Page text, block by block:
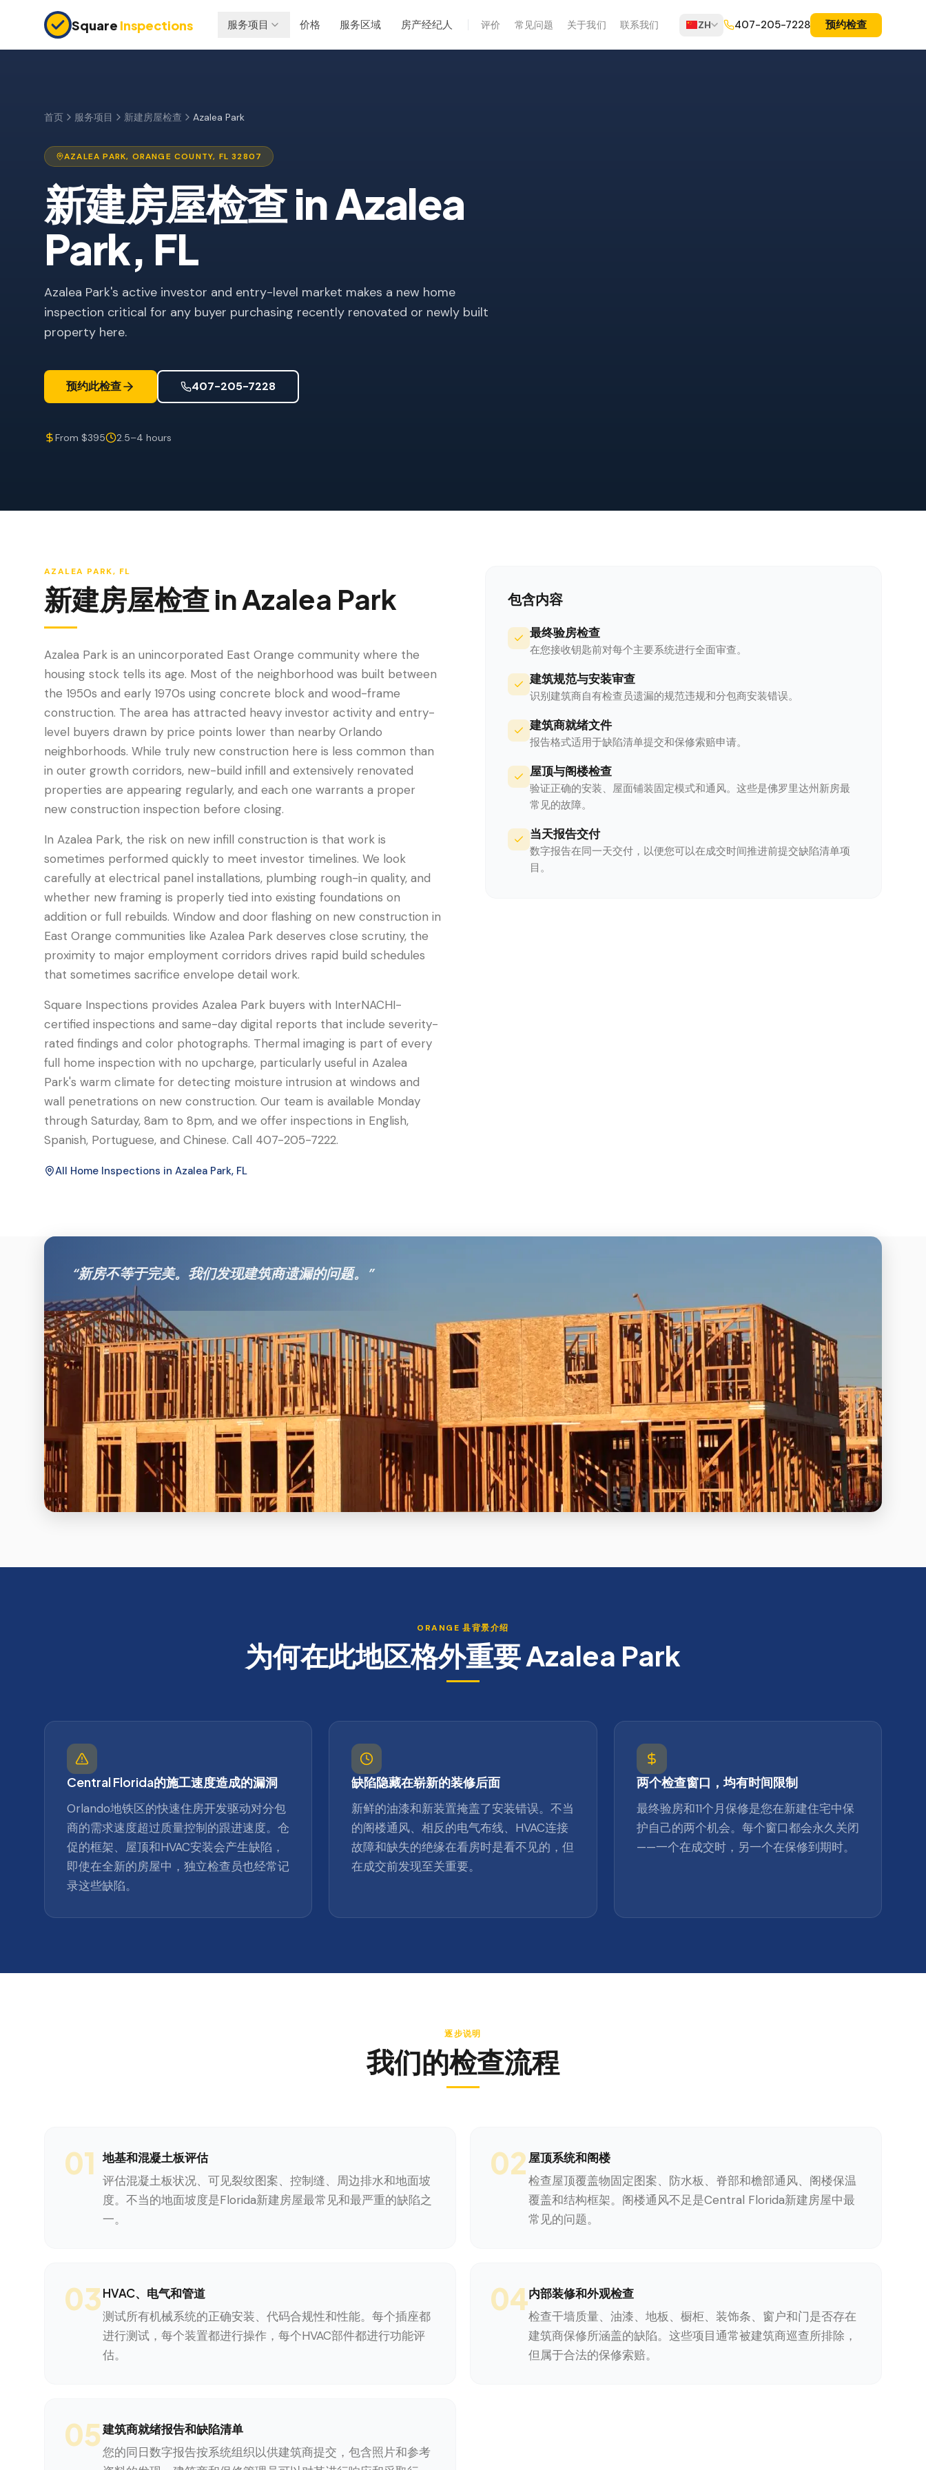
Square Inspections 服务项目
公寓检查
上市前检查
投资房产
白蚁检查
价格 服务区域 房产经纪人 评价 常见问题 关于我们 联系我们 ZH 407-205-7228 预约检查
首页 服务项目 新建房屋检查 Azalea Park
AZALEA PARK, ORANGE COUNTY, FL 32807
新建房屋检查inAzalea
Park, FL
Azalea Park's active investor and entry-level market makes a new home
inspection critical for any buyer purchasing recently renovated or newly built
property here.
预约此检查 407-205-7228
From $395 2.5–4 hours
AZALEA PARK, FL
新建房屋检查inAzalea Park
Azalea Park is an unincorporated East Orange community where the
housing stock tells its age. Most of the neighborhood was built between
the 1950s and early 1970s using concrete block and wood-frame
construction. The area has attracted heavy investor activity and entry-
level buyers drawn by price points lower than nearby Orlando
neighborhoods. While truly new construction here is less common than
in outer growth corridors, new-build infill and extensively renovated
properties are appearing regularly, and each one warrants a proper
new construction inspection before closing.
In Azalea Park, the risk on new infill construction is that work is
sometimes performed quickly to meet investor timelines. We look
carefully at electrical panel installations, plumbing rough-in quality, and
whether new framing is properly tied into existing foundations on
addition or full rebuilds. Window and door flashing on new construction in
East Orange communities like Azalea Park deserves close scrutiny, the
proximity to major employment corridors drives rapid build schedules
that sometimes sacrifice envelope detail work.
Square Inspections provides Azalea Park buyers with InterNACHI-
certified inspections and same-day digital reports that include severity-
rated findings and color photographs. Thermal imaging is part of every
full home inspection with no upcharge, particularly useful in Azalea
Park's warm climate for detecting moisture intrusion at windows and
wall penetrations on new construction. Our team is available Monday
through Saturday, 8am to 8pm, and we offer inspections in English,
Spanish, Portuguese, and Chinese. Call 407-205-7222.
All Home Inspections in Azalea Park, FL
包含内容
最终验房检查
在您接收钥匙前对每个主要系统进行全面审查。
建筑规范与安装审查
识别建筑商自有检查员遗漏的规范违规和分包商安装错误。
建筑商就绪文件
报告格式适用于缺陷清单提交和保修索赔申请。
屋顶与阁楼检查
验证正确的安装、屋面铺装固定模式和通风。这些是佛罗里达州新房最
常见的故障。
当天报告交付
数字报告在同一天交付，以便您可以在成交时间推进前提交缺陷清单项
目。
“新房不等于完美。我们发现建筑商遗漏的问题。 ”
ORANGE 县背景介绍
为何在此地区格外重要Azalea Park
Central Florida的施工速度造成的漏洞
Orlando地铁区的快速住房开发驱动对分包
商的需求速度超过质量控制的跟进速度。仓
促的框架、屋顶和HVAC安装会产生缺陷，
即使在全新的房屋中，独立检查员也经常记
录这些缺陷。
缺陷隐藏在崭新的装修后面
新鲜的油漆和新装置掩盖了安装错误。不当
的阁楼通风、相反的电气布线、HVAC连接
故障和缺失的绝缘在看房时是看不见的，但
在成交前发现至关重要。
两个检查窗口，均有时间限制
最终验房和11个月保修是您在新建住宅中保
护自己的两个机会。每个窗口都会永久关闭
——一个在成交时，另一个在保修到期时。
逐步说明
我们的检查流程
01 地基和混凝土板评估
评估混凝土板状况、可见裂纹图案、控制缝、周边排水和地面坡
度。不当的地面坡度是Florida新建房屋最常见和最严重的缺陷之
一。
02 屋顶系统和阁楼
检查屋顶覆盖物固定图案、防水板、脊部和檐部通风、阁楼保温
覆盖和结构框架。阁楼通风不足是Central Florida新建房屋中最
常见的问题。
03HVAC、电气和管道
测试所有机械系统的正确安装、代码合规性和性能。每个插座都
进行测试，每个装置都进行操作，每个HVAC部件都进行功能评
估。
04内部装修和外观检查
检查干墙质量、油漆、地板、橱柜、装饰条、窗户和门是否存在
建筑商保修所涵盖的缺陷。这些项目通常被建筑商巡查所排除，
但属于合法的保修索赔。
05建筑商就绪报告和缺陷清单
您的同日数字报告按系统组织以供建筑商提交，包含照片和参考